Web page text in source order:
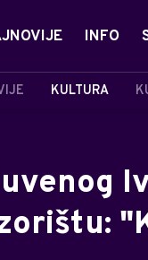
INFO
KULTURA